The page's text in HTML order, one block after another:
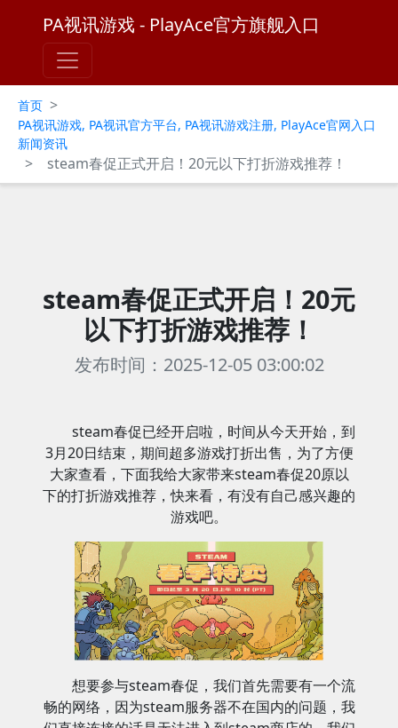
PA视讯游戏 - PlayAce官方旗舰入口
首页 >
PA视讯游戏, PA视讯官方平台, PA视讯游戏注册, PlayAce官网入口
新闻资讯
> steam春促正式开启！20元以下打折游戏推荐！
steam春促正式开启！20元
以下打折游戏推荐！
发布时间：2025-12-05 03:00:02
steam春促已经开启啦，时间从今天开始，到
3月20日结束，期间超多游戏打折出售，为了方便
大家查看，下面我给大家带来steam春促20原以
下的打折游戏推荐，快来看，有没有自己感兴趣的
游戏吧。
想要参与steam春促，我们首先需要有一个流
畅的网络，因为steam服务器不在国内的问题，我